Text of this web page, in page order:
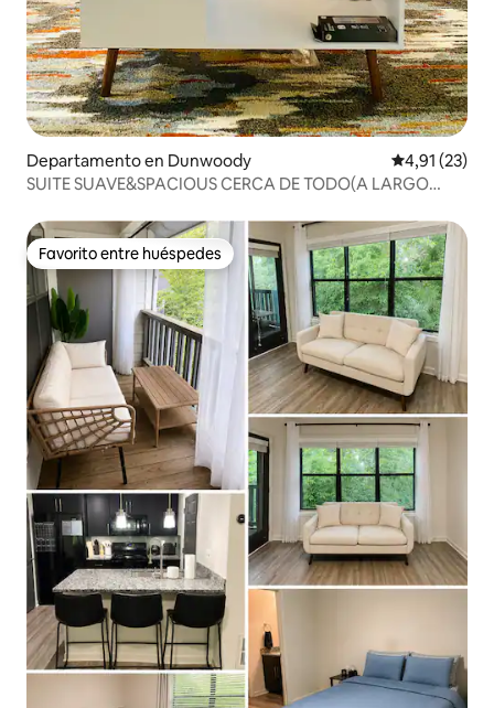
Departamento en Dunwoody Calificación
4,91 (23)
SUITE SUAVE&SPACIOUS CERCA DE TODO(A LARGO
Favorito entre huéspedes
Favorito entre huéspedes